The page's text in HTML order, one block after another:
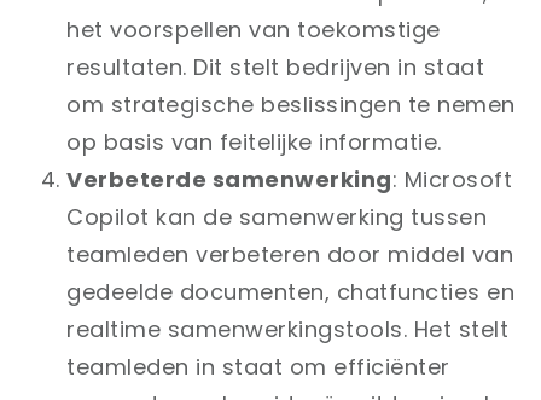
het voorspellen van toekomstige
resultaten. Dit stelt bedrijven in staat
om strategische beslissingen te nemen
op basis van feitelijke informatie.
Verbeterde samenwerking: Microsoft
Copilot kan de samenwerking tussen
teamleden verbeteren door middel van
gedeelde documenten, chatfuncties en
realtime samenwerkingstools. Het stelt
teamleden in staat om efficiënter